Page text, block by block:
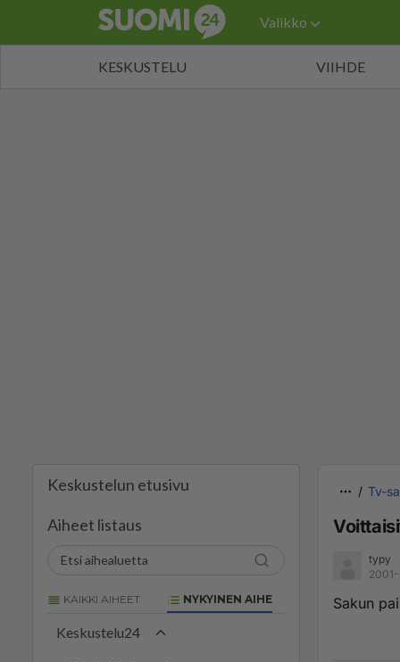
Valikko
KESKUSTELU VIIHDE
Keskustelun etusivu
Aiheet listaus
KAIKKI AIHEET NYKYINEN AIHE
Keskustelu24
Tv-
typy
Sakun